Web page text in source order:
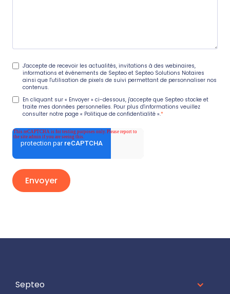
J'accepte de recevoir les actualités, invitations à des webinaires,
informations et événements de Septeo et Septeo Solutions Notaires
ainsi que l'utilisation de pixels de suivi permettant de personnaliser nos
contenus.
En cliquant sur « Envoyer » ci-dessous, j'accepte que Septeo stocke et
traite mes données personnelles. Pour plus d'informations veuillez
consulter notre page « Politique de confidentialité ».*
Septeo